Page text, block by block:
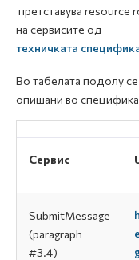
претставува resource
на сервисите од
техничката
Во табелата подолу се
опишани во
Сервис
SubmitMessage
(paragraph
#3.4)